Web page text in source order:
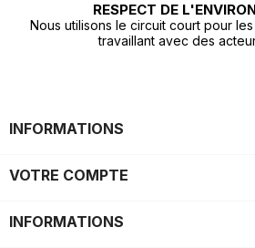
RESPECT DE
Nous utilisons le circuit court pour
travaillant avec des
INFORMATIONS
VOTRE COMPTE
INFORMATIONS